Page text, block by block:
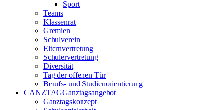
Sport
Teams
Klassenrat
Gremien
Schulverein
Elternvertretung
Schülervertretung
Diversität
Tag der offenen Tür
Berufs- und Studienorientierung
GANZTAGGanztagsangebot
Ganztagskonzept